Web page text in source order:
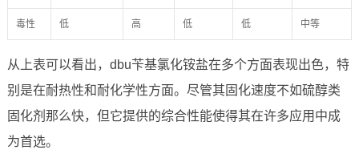
毒性 低 高 低 低 中等
从上表可以看出，dbu苄基氯化铵盐在多个方面表现出色，特
别是在耐热性和耐化学性方面。尽管其固化速度不如硫醇类
固化剂那么快，但它提供的综合性能使得其在许多应用中成
为首选。